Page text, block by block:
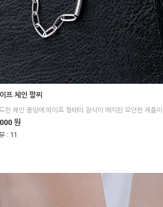
프 체인 팔찌
원
: 11